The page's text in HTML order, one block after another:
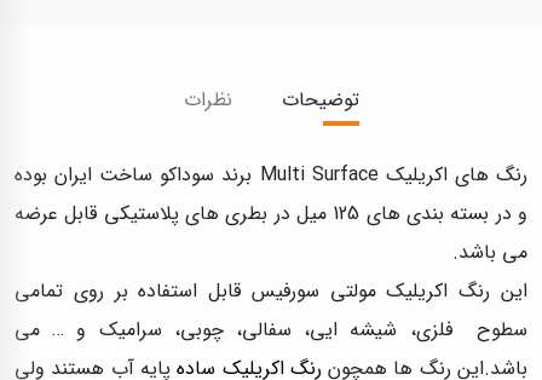
توضیحات نظرات
رنگ های اکریلیک Multi Surface برند سوداکو ساخت ایران بوده
و در بسته بندی های 125 میل در بطری های پلاستیکی قابل عرضه
می باشد.
این رنگ اكريليک مولتی سورفيس قابل استفاده بر روی تمامی
سطوح فلزی، شیشه ایی، سفالی، چوبی، سرامیک و … می
باشد.این رنگ ها همچون رنگ اکریلیک سادهپایه آب هستند ولی